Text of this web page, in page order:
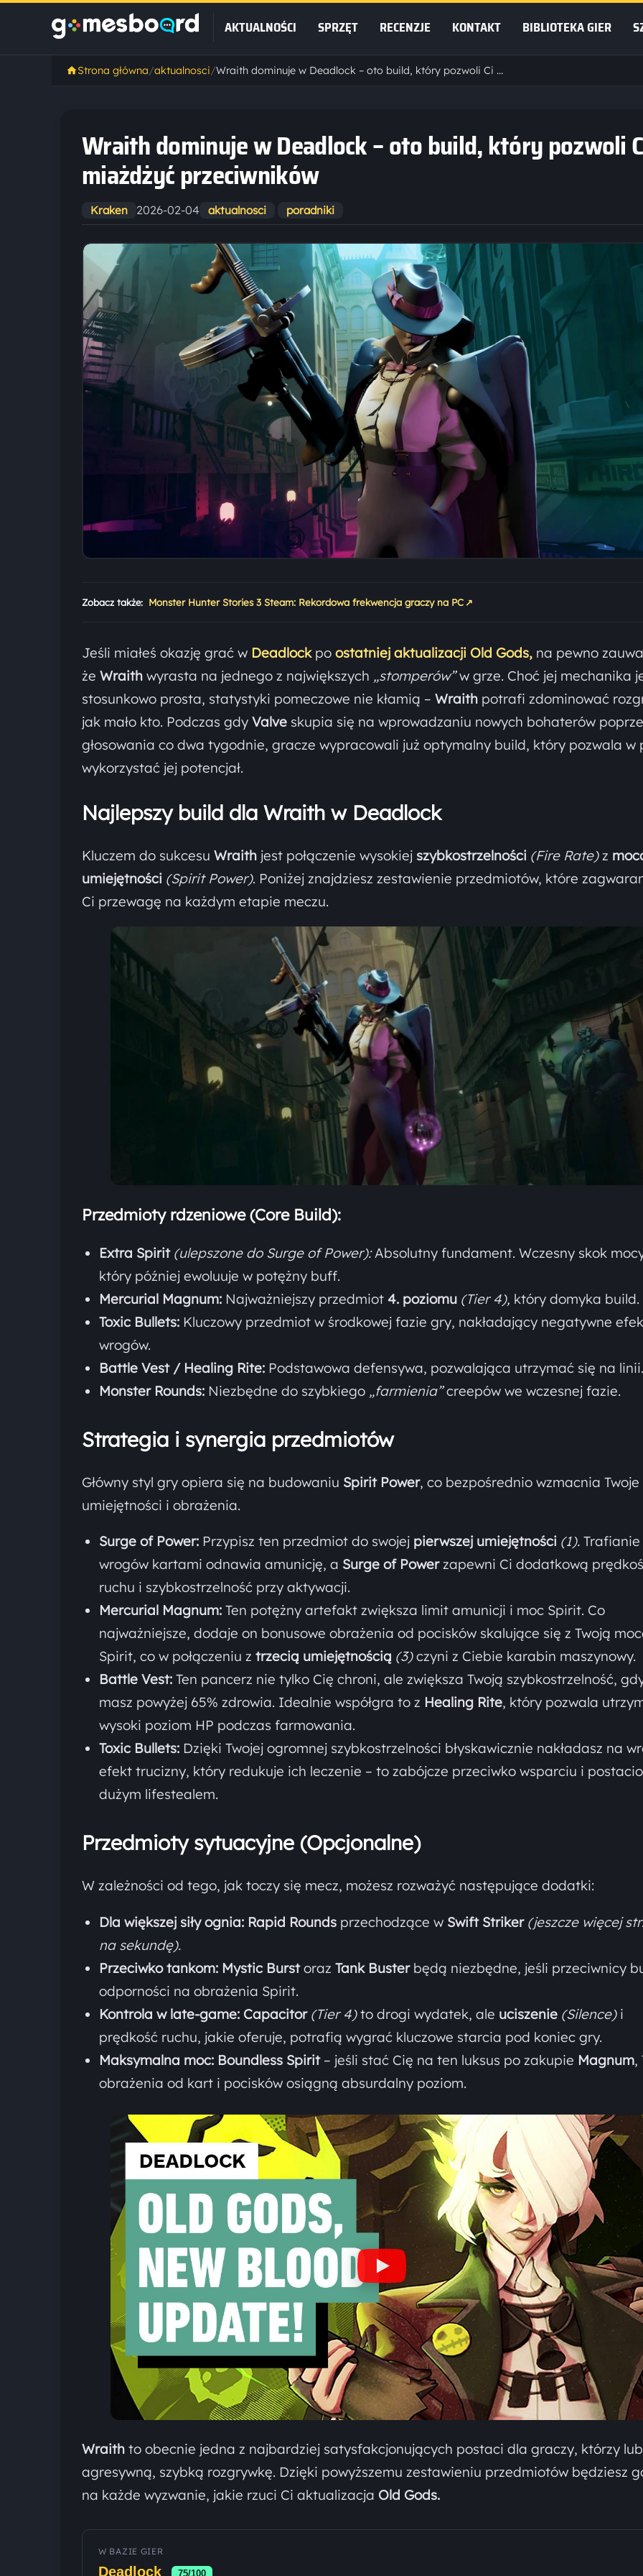
AKTUALNOŚCI SPRZĘT RECENZJE KONTAKT BIBLIOTEKA GIER
Strona główna/aktualnosci/ Wraith dominuje w Deadlock – oto build, który pozwoli Ci miażdżyć przeciwników
Wraith dominuje w Deadlock – oto build, który pozwoli
miażdżyć przeciwników
Kraken 2026-02-04 aktualnosci poradniki
Zobacz także: Monster Hunter Stories 3 Steam: Rekordowa frekwencja graczy na PC ↗
Jeśli miałeś okazję grać w Deadlockpo ostatniej aktualizacji Old Gods, na pewno
że Wraith wyrasta na jednego z największych „stomperów”w grze. Choć jej mechanika
stosunkowo prosta, statystyki pomeczowe nie kłamią – Wraith potrafi zdominować
jak mało kto. Podczas gdy Valve skupia się na wprowadzaniu nowych bohaterów
głosowania co dwa tygodnie, gracze wypracowali już optymalny build, który pozwala w
wykorzystać jej potencjał.
Najlepszy build dla Wraith w Deadlock
Kluczem do sukcesu Wraith jest połączenie wysokiej szybkostrzelności (Fire Rate)z
umiejętności (Spirit Power). Poniżej znajdziesz zestawienie przedmiotów, które
Ci przewagę na każdym etapie meczu.
Przedmioty rdzeniowe (Core Build):
Extra Spirit (ulepszone do Surge of Power):Absolutny fundament. Wczesny skok
który później ewoluuje w potężny buff.
Mercurial Magnum: Najważniejszy przedmiot 4. poziomu (Tier 4), który domyka build.
Toxic Bullets: Kluczowy przedmiot w środkowej fazie gry, nakładający negatywne
wrogów.
Battle Vest / Healing Rite: Podstawowa defensywa, pozwalająca utrzymać się na linii.
Monster Rounds: Niezbędne do szybkiego „farmienia”creepów we wczesnej fazie.
Strategia i synergia przedmiotów
Główny styl gry opiera się na budowaniu Spirit Power, co bezpośrednio wzmacnia Twoje
umiejętności i obrażenia.
Surge of Power: Przypisz ten przedmiot do swojej pierwszej umiejętności (1). Trafianie
wrogów kartami odnawia amunicję, a Surge of Powerzapewni Ci dodatkową
ruchu i szybkostrzelność przy aktywacji.
Mercurial Magnum: Ten potężny artefakt zwiększa limit amunicji i moc Spirit. Co
najważniejsze, dodaje on bonusowe obrażenia od pocisków skalujące się z Twoją
Spirit, co w połączeniu z trzecią umiejętnością (3)czyni z Ciebie karabin maszynowy.
Battle Vest: Ten pancerz nie tylko Cię chroni, ale zwiększa Twoją szybkostrzelność,
masz powyżej 65% zdrowia. Idealnie współgra to z Healing Rite, który pozwala
wysoki poziom HP podczas farmowania.
Toxic Bullets: Dzięki Twojej ogromnej szybkostrzelności błyskawicznie nakładasz na
efekt trucizny, który redukuje ich leczenie – to zabójcze przeciwko wsparciu i
dużym lifestealem.
Przedmioty sytuacyjne (Opcjonalne)
W zależności od tego, jak toczy się mecz, możesz rozważyć następujące dodatki:
Dla większej siły ognia: Rapid Rounds przechodzące w Swift Striker (jeszcze więcej
na sekundę).
Przeciwko tankom: Mystic Burstoraz Tank Busterbędą niezbędne, jeśli przeciwnicy
odporności na obrażenia Spirit.
Kontrola w late-game: Capacitor (Tier 4)to drogi wydatek, ale uciszenie (Silence) i
prędkość ruchu, jakie oferuje, potrafią wygrać kluczowe starcia pod koniec gry.
Maksymalna moc: Boundless Spirit– jeśli stać Cię na ten luksus po zakupie Magnum,
obrażenia od kart i pocisków osiągną absurdalny poziom.
Wraith to obecnie jedna z najbardziej satysfakcjonujących postaci dla graczy, którzy
agresywną, szybką rozgrywkę. Dzięki powyższemu zestawieniu przedmiotów będziesz
na każde wyzwanie, jakie rzuci Ci aktualizacja Old Gods.
W BAZIE GIER
Deadlock 75/100